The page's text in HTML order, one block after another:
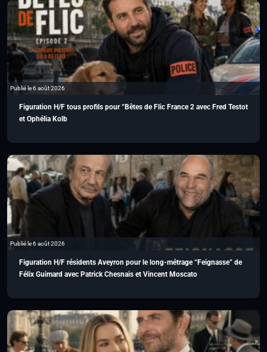
Publié le 6 août 2026
Figuration H/F tous profils pour “Bêtes de Flic France 2 avec Fred Testot
et Ophélia Kolb
Publié le 6 août 2026
Figuration H/F résidents Aveyron pour le long-métrage “Feignasse” de
Félix Guimard avec Patrick Chesnais et Vincent Moscato